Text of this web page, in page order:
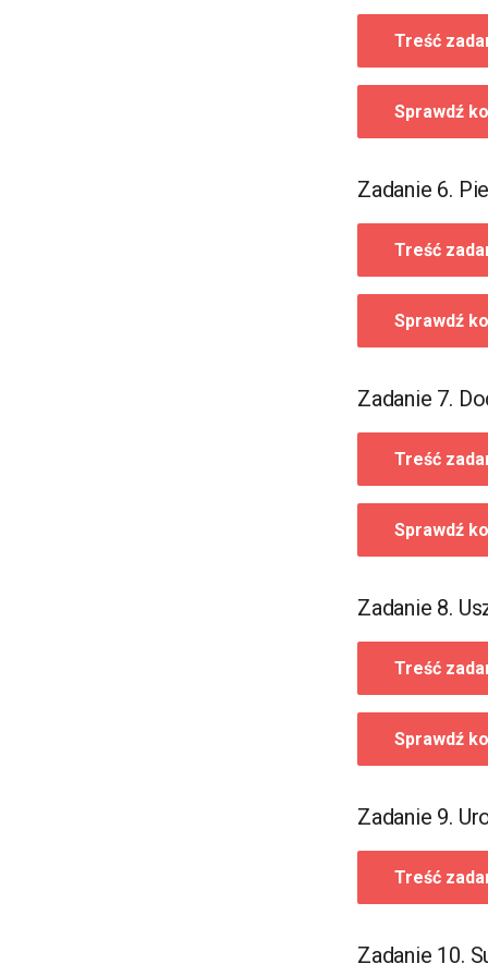
Treść
Sprawdź
Zadanie 6.
Treść
Sprawdź
Zadanie 7.
Treść
Sprawdź
Zadanie 8.
Treść
Sprawdź
Zadanie 9.
Treść
Zadanie 10.